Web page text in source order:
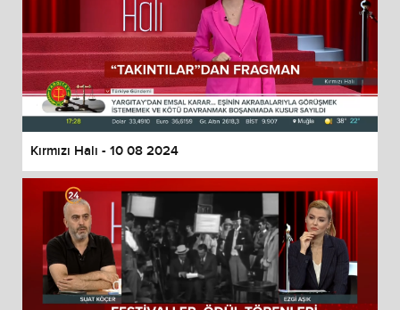
Kırmızı Halı - 10 08 2024